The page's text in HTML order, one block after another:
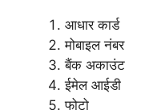
आधार कार्ड
मोबाइल नंबर
बैंक अकाउंट
ईमेल आईडी
फोटो